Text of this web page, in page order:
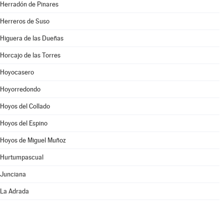
Herradón de Pinares
Herreros de Suso
Higuera de las Dueñas
Horcajo de las Torres
Hoyocasero
Hoyorredondo
Hoyos del Collado
Hoyos del Espino
Hoyos de Miguel Muñoz
Hurtumpascual
Junciana
La Adrada